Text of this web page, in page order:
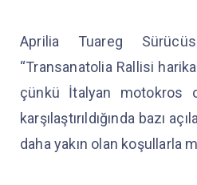
Aprilia Tuareg
“Transanatolia Rallisi
çünkü İtalyan motokros
karşılaştırıldığında bazı
daha yakın olan koşullarla